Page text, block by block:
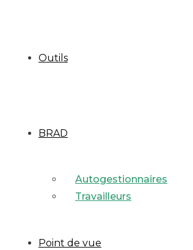
Outils
BRAD
Autogestionnaires
Travailleurs
Point de vue